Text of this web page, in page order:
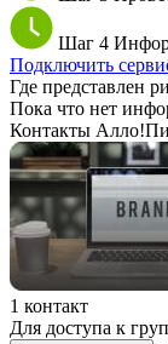
Шаг 4
Подключить
Где представлен
Пока что нет
Контакты
1 контакт
Для доступа к